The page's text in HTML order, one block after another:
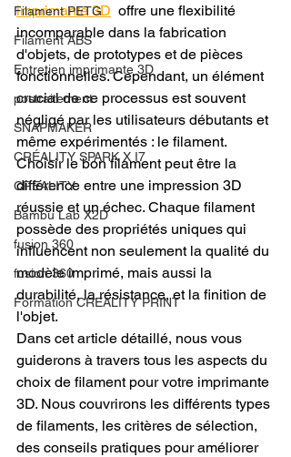
Filament PETG
Filament ABS
Entretien imprimante 3D
postraitement
SNAPMAKER
CRÉALITY SPARK X I7
CREALITY
Bambu Lab X2D
fusion 360
fusion 360
Formation CREALITY PRINT
imprimante 3D offre une flexibilité
incomparable dans la fabrication
d'objets, de prototypes et de pièces
fonctionnelles. Cependant, un élément
crucial de ce processus est souvent
négligé par les utilisateurs débutants et
même expérimentés : le filament.
Choisir le bon filament peut être la
différence entre une impression 3D
réussie et un échec. Chaque filament
possède des propriétés uniques qui
influencent non seulement la qualité du
modèle imprimé, mais aussi la
durabilité, la résistance, et la finition de
l'objet.
Dans cet article détaillé, nous vous
guiderons à travers tous les aspects du
choix de filament pour votre imprimante
3D. Nous couvrirons les différents types
de filaments, les critères de sélection,
des conseils pratiques pour améliorer